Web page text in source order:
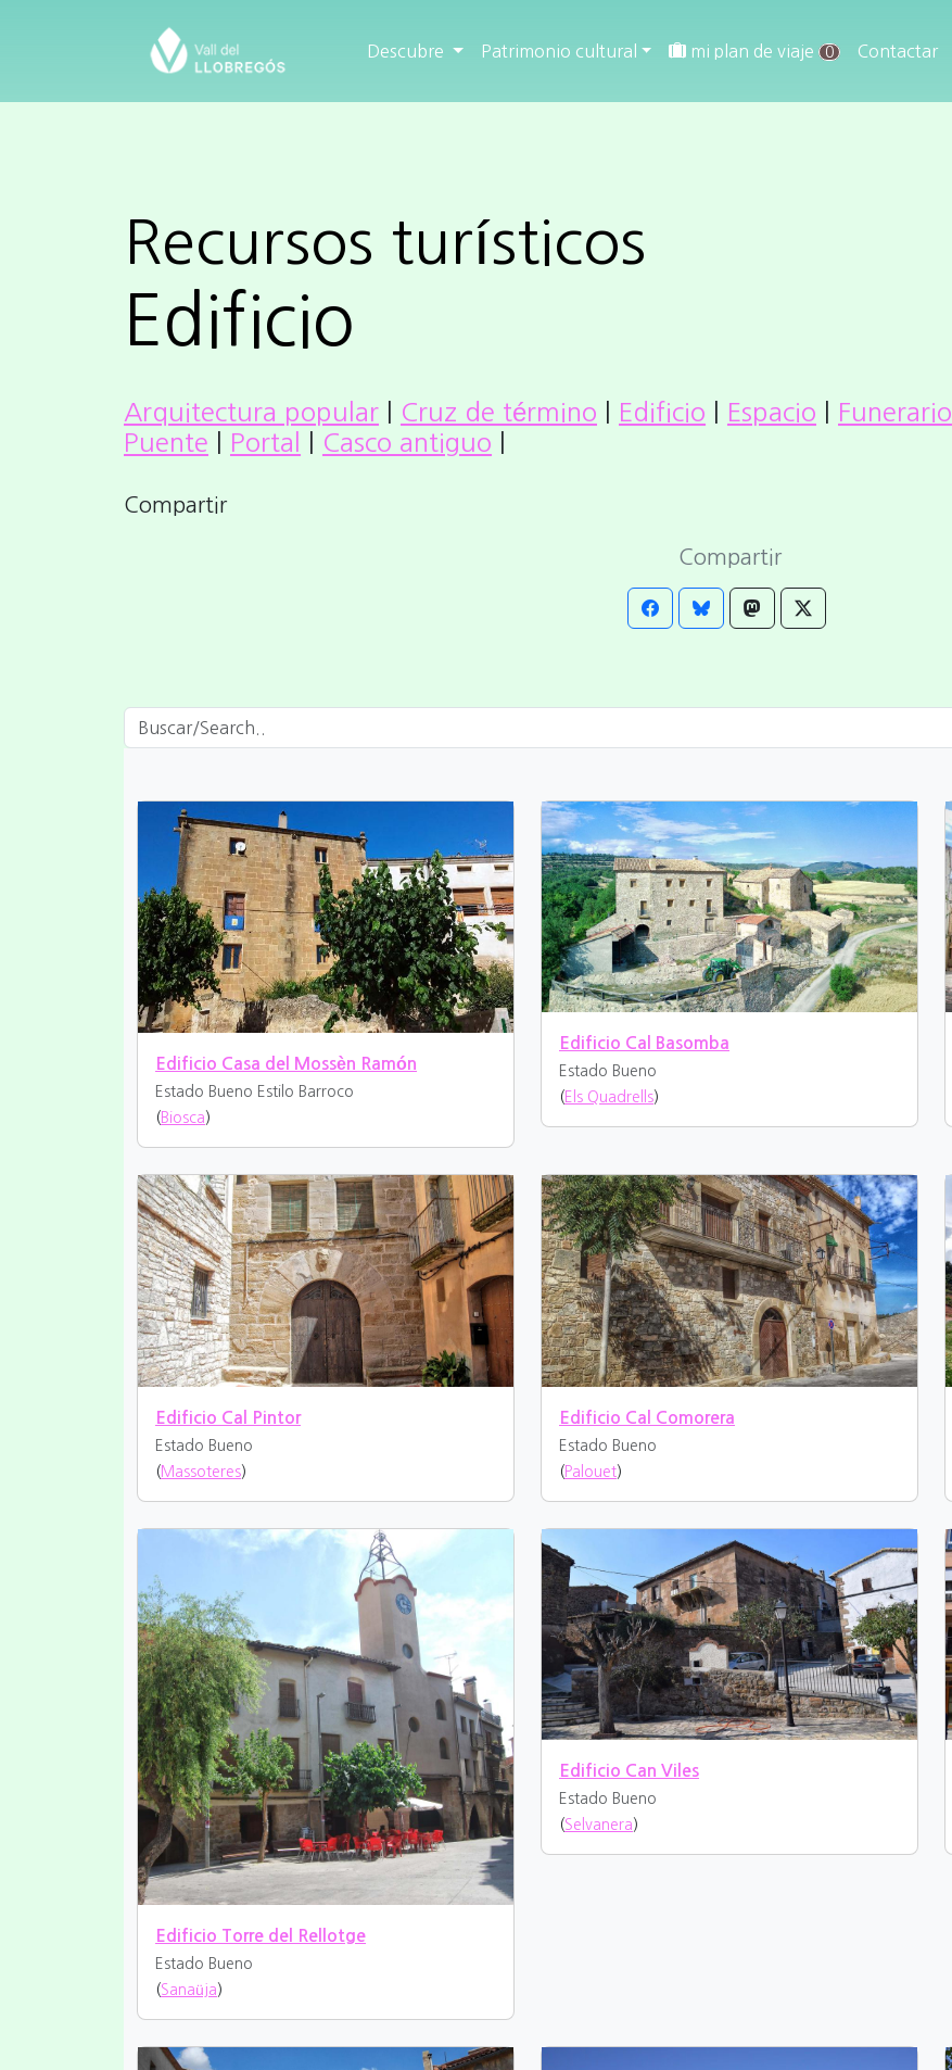
Descubre Patrimonio cultural mi plan de viaje 0 Contactar
Recursos turísticos
Edificio
Arquitectura popular Cruz de término Edificio Espacio Funerario
Puente
Portal Casco antiguo
Compartir
Compartir
Edificio Casa del Mossèn Ramón
Estado Bueno Estilo Barroco
( Biosca )
Edificio Cal Basomba
Estado Bueno
( Els Quadrells)
Edificio Cal Pintor
Estado Bueno
(Massoteres)
Edificio Cal Comorera
Estado Bueno
(Palouet)
Edificio Torre del Rellotge
Estado Bueno
(Sanaüja)
Edificio Can Viles
Estado Bueno
(Selvanera )